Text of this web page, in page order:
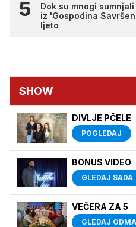
Dok su mnogi
iz 'Gospodina
ljeto
SHOW
DIVLJE PČELE
POGLEDAJ
BONUS VIDEO
GLEDAJ SADA
VEČERA ZA 5
GLEDAJ